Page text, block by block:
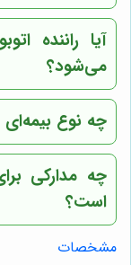
آیا راننده
می‌شود؟
چه نوع
چه مدارکی
است؟
مشخصات